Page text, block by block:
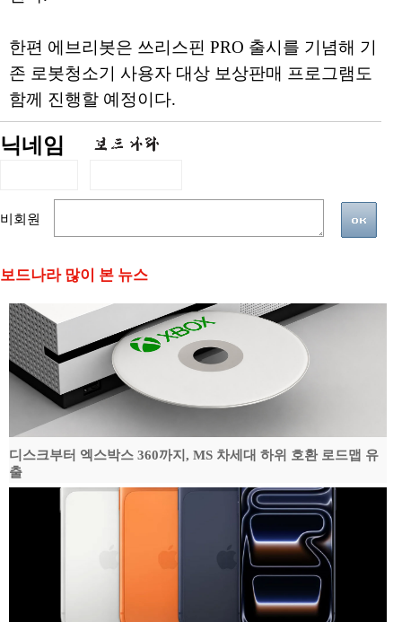
한편 에브리봇은 쓰리스핀 PRO 출시를 기념해 기
존 로봇청소기 사용자 대상 보상판매 프로그램도
함께 진행할 예정이다.
닉네임
비회원
보드나라 많이 본 뉴스
디스크부터 엑스박스 360까지, MS 차세대 하위 호환 로드맵 유
출